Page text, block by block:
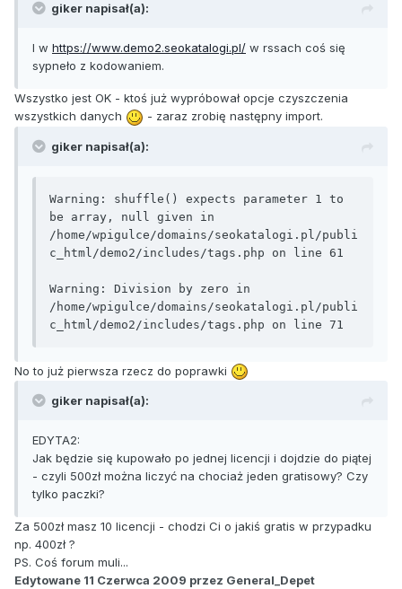
giker napisał(a):
I w https://www.demo2.seokatalogi.pl/ w rssach coś się
sypneło z kodowaniem.
Wszystko jest OK - ktoś już wypróbował opcje czyszczenia
wszystkich danych
- zaraz zrobię następny import.
giker napisał(a):
Warning: shuffle() expects parameter 1 to
be array, null given in
/home/wpigulce/domains/seokatalogi.pl/publi
c_html/demo2/includes/tags.php on line 61
Warning: Division by zero in
/home/wpigulce/domains/seokatalogi.pl/publi
c_html/demo2/includes/tags.php on line 71
No to już pierwsza rzecz do poprawki
giker napisał(a):
EDYTA2:
Jak będzie się kupowało po jednej licencji i dojdzie do piątej
- czyli 500zł można liczyć na chociaż jeden gratisowy? Czy
tylko paczki?
Za 500zł masz 10 licencji - chodzi Ci o jakiś gratis w przypadku
np. 400zł ?
PS. Coś forum muli...
Edytowane 11 Czerwca 2009 przez General_Depet